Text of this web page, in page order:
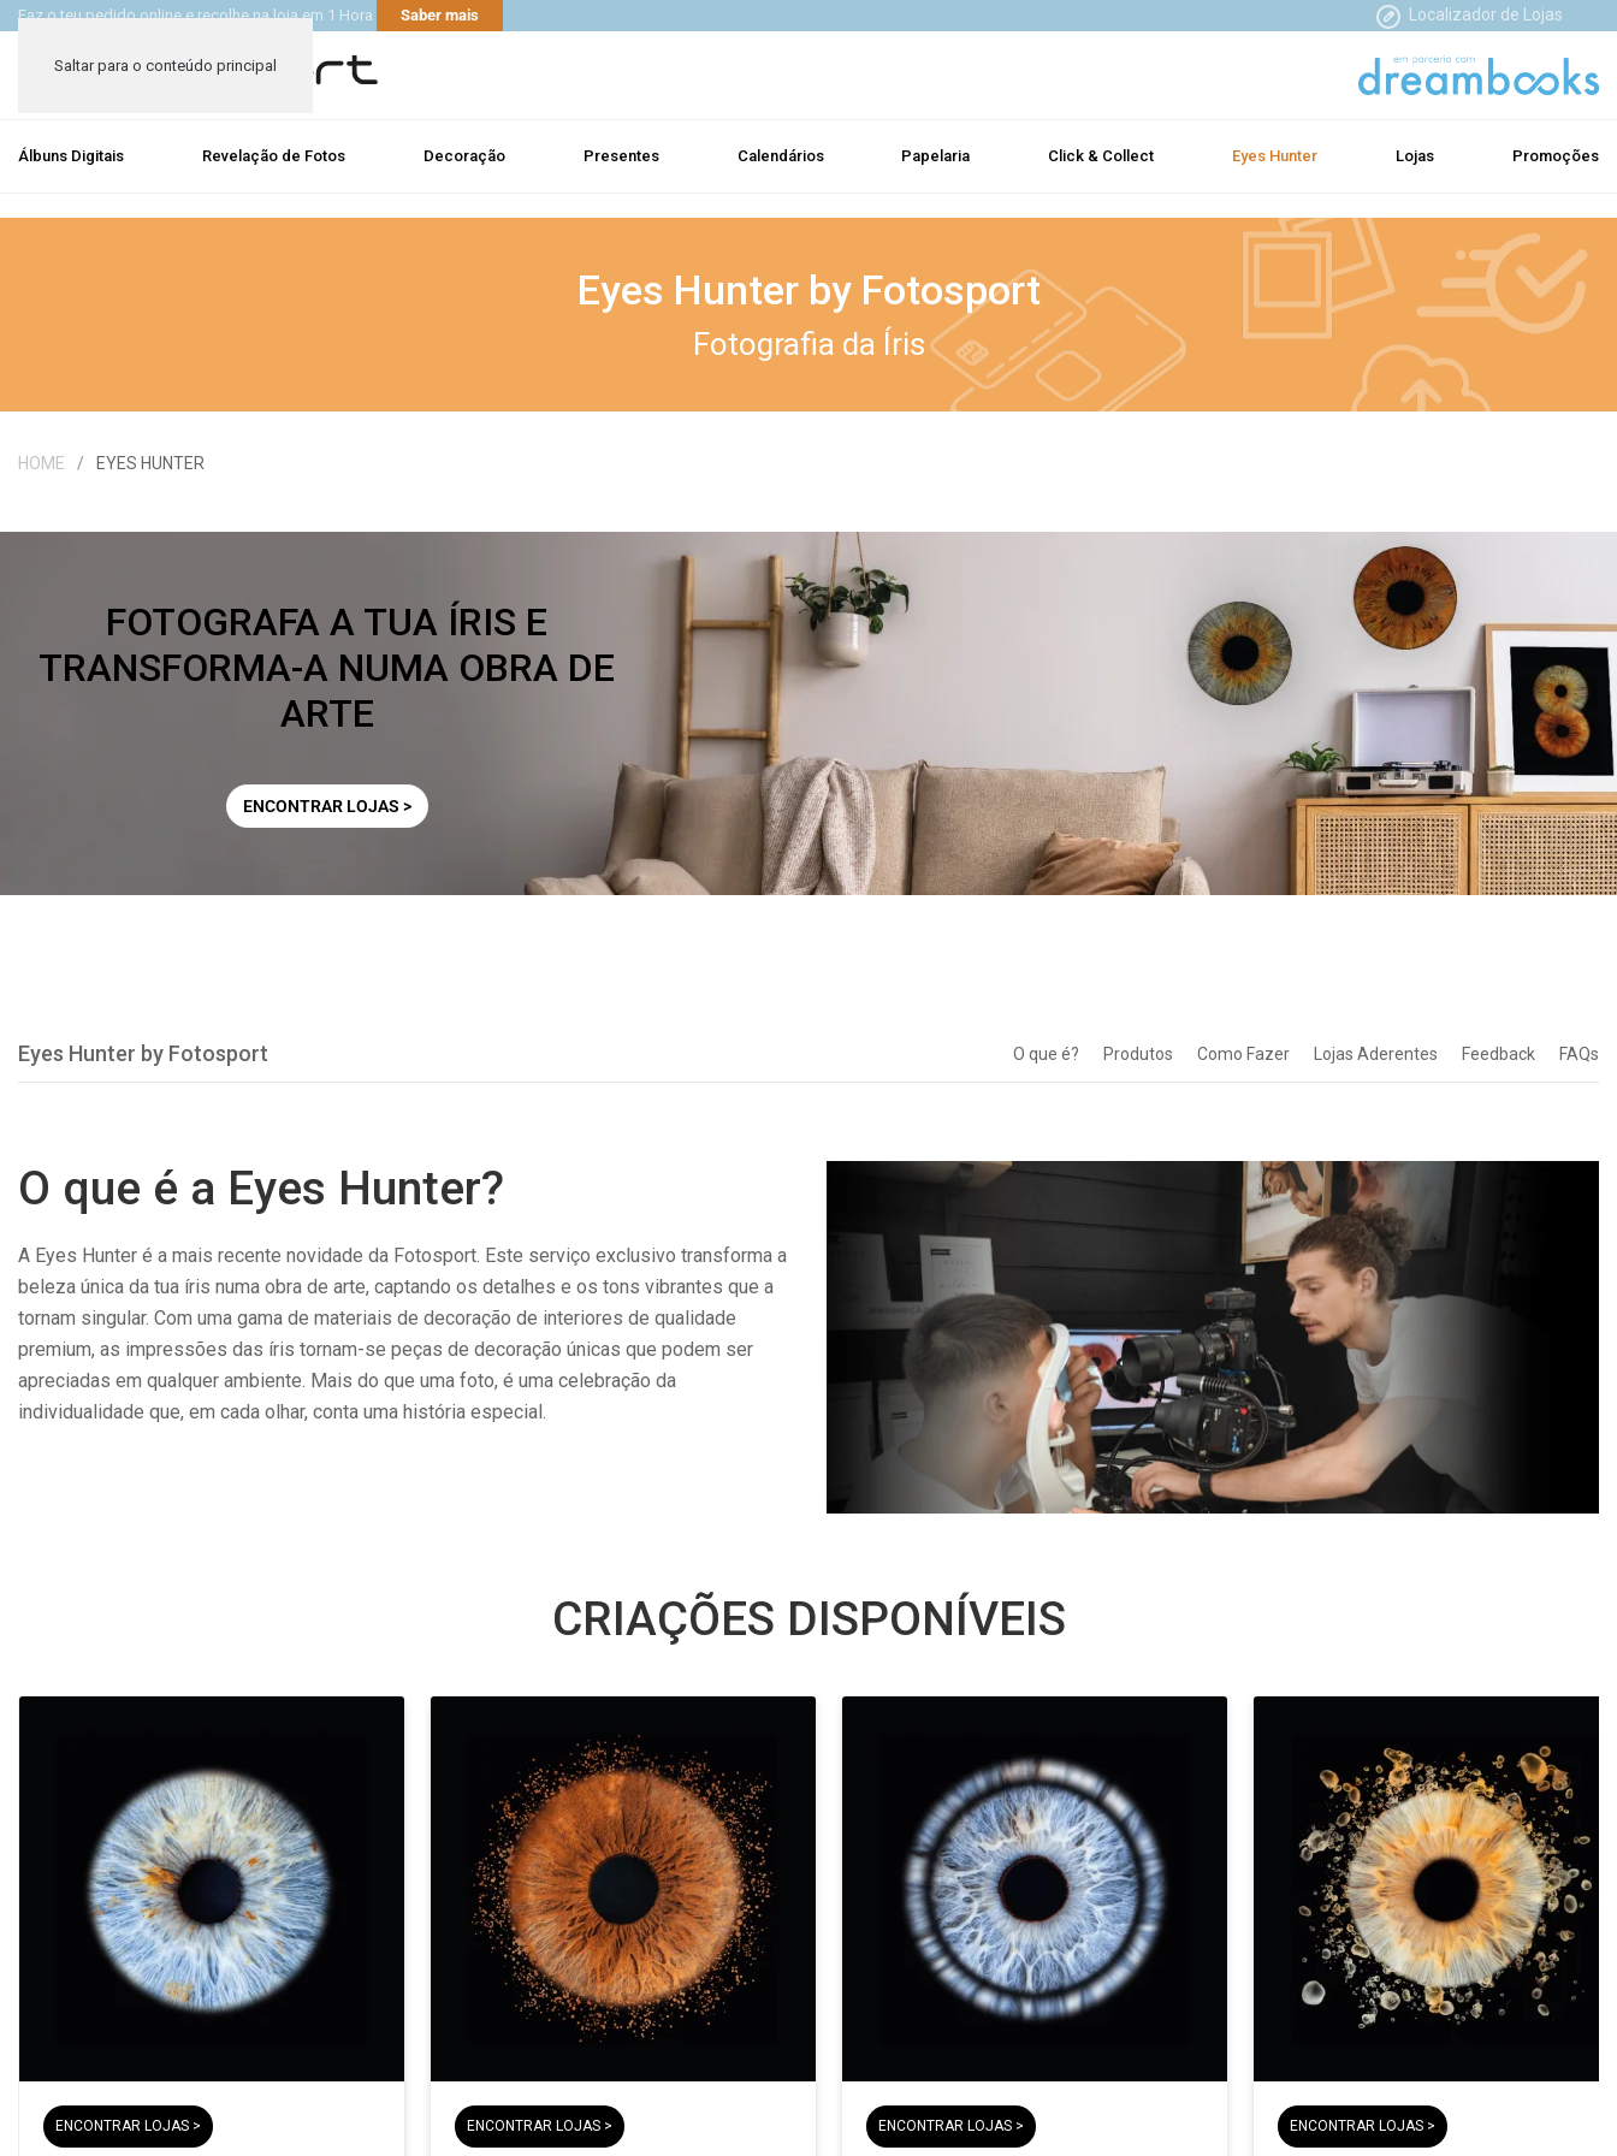
Saltar para o conteúdo principal
Faz o teu pedido online e recolhe na loja em 1 Hora Saber mais Localizador de Lojas
Álbuns Digitais Revelação de Fotos Decoração Presentes Calendários Papelaria Click & Collect Eyes Hunter Lojas Promoções
Eyes Hunter by Fotosport
Fotografia da Íris
HOME EYES HUNTER
FOTOGRAFA A TUA ÍRIS E
TRANSFORMA-A NUMA OBRA DE
ARTE
ENCONTRAR LOJAS >
Eyes Hunter by Fotosport O que é? Produtos Como Fazer Lojas Aderentes Feedback FAQs
O que é a Eyes Hunter?
A Eyes Hunter é a mais recente novidade da Fotosport. Este serviço exclusivo transforma a
beleza única da tua íris numa obra de arte, captando os detalhes e os tons vibrantes que a
tornam singular. Com uma gama de materiais de decoração de interiores de qualidade
premium, as impressões das íris tornam-se peças de decoração únicas que podem ser
apreciadas em qualquer ambiente. Mais do que uma foto, é uma celebração da
individualidade que, em cada olhar, conta uma história especial.
CRIAÇÕES DISPONÍVEIS
ENCONTRAR LOJAS > ENCONTRAR LOJAS > ENCONTRAR LOJAS > ENCONTRAR LOJAS >